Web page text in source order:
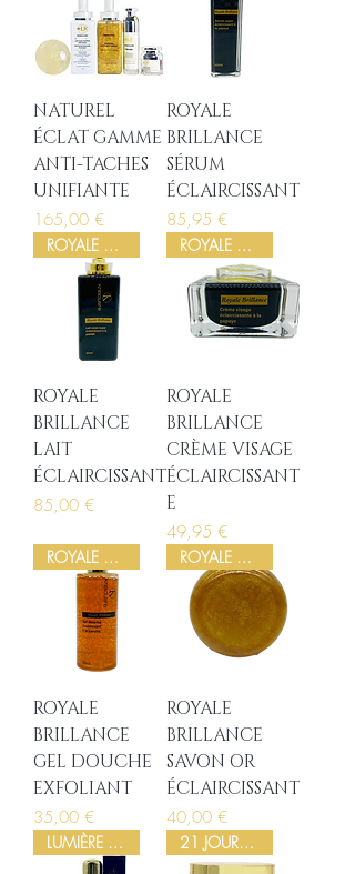
NATUREL
ÉCLAT GAMME
ANTI-TACHES
UNIFIANTE
Prix
165,00 €
ROYALE
BRILLANCE
SÉRUM
ÉCLAIRCISSANT
Prix
85,95 €
ROYALE BRILLANCE
ROYALE
BRILLANCE
LAIT
ÉCLAIRCISSANT
Prix
85,00 €
ROYALE BRILLANCE
ROYALE
BRILLANCE
CRÈME VISAGE
ÉCLAIRCISSANT
E
Prix
49,95 €
ROYALE BRILLANCE
ROYALE
BRILLANCE
GEL DOUCHE
EXFOLIANT
Prix
35,00 €
ROYALE BRILLANCE
ROYALE
BRILLANCE
SAVON OR
ÉCLAIRCISSANT
Prix
40,00 €
LUMIÈRE MÉTISSE 21 JOURS ECLAT+